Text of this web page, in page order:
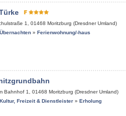
1 01468 Moritzburg (Dresdner Umland)
Übernachten » Ferienwohnung/-haus
Bahnhof 1 01468 Moritzburg (Dresdner Umland)
Kultur, Freizeit & Dienstleister » Erholung